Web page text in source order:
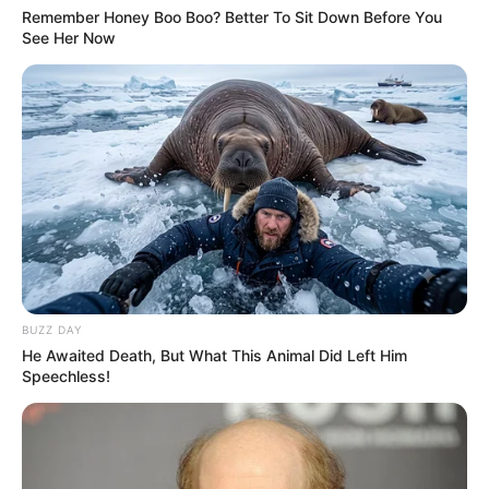
Quel opérateur pour jouer le QUINTÉ+ PRIX
JULES ROUCAYROL ?
Vous pouvez parier le Quinté du jour chez l’un des
opérateurs ci-dessous, n’hésitez pas à comparer les offres
de chacun d’entre eux.
Jeux à 0.10 € exclusivité du Web
Et sans oublier le pronostic duCheval du Jour!
Arrivée du Quinté du jour, qui est le gagnant du
Remember Honey Boo Boo? Better To Sit Down Before You
See Her Now
BUZZ DAY
He Awaited Death, But What This Animal Did Left Him
Speechless!